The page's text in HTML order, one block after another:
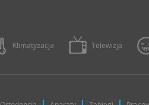
Klimatyzacja Telewizja